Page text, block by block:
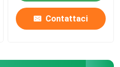
Contattaci